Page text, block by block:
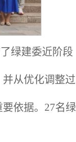
绿建委近阶段
从优化调整过
依据。27名绿